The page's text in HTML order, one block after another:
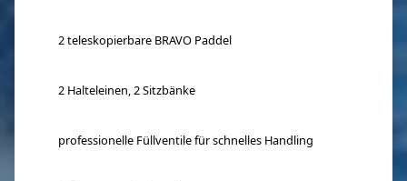
2 teleskopierbare BRAVO Paddel
2 Halteleinen, 2 Sitzbänke
professionelle Füllventile für schnelles Handling